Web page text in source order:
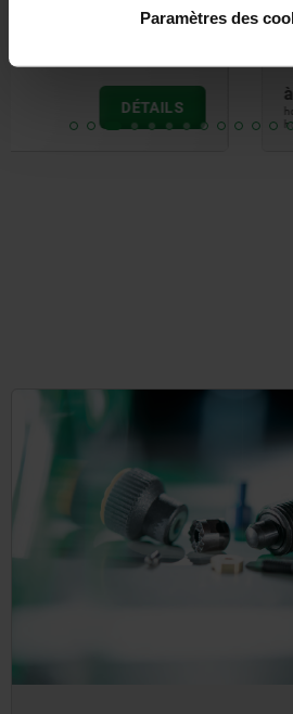
Paramètres des
à partir de
hors frais d’envoi